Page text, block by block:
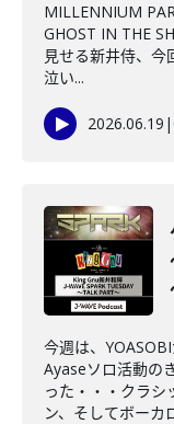
MILLENNIUM
GHOST IN THE
見せる新井侍、今
泣い...
2026.06.19 |
今週は、
Ayaseソロ活動の
った・・・クラシ
ン、そしてボーカ